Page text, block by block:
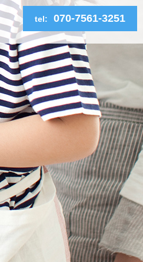
tel: 070-7561-3251